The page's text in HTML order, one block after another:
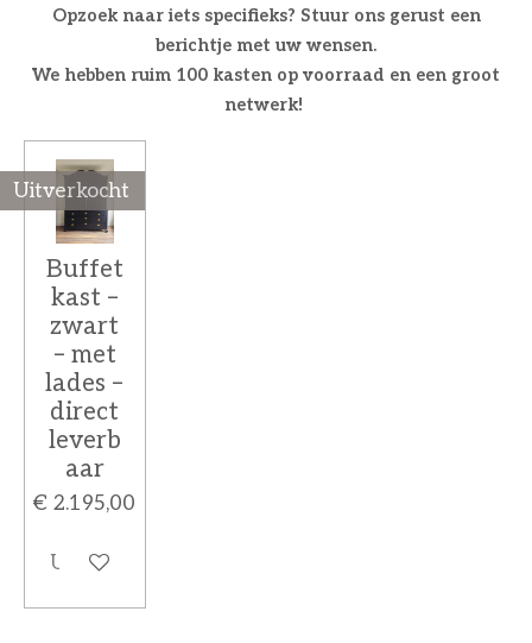
Opzoek naar iets specifieks? Stuur ons gerust een
berichtje met uw wensen.
We hebben ruim 100 kasten op voorraad en een groot
netwerk!
Uitverkocht
Buffet
kast –
zwart
– met
lades –
direct
leverb
aar
€ 2.195,00
Uitverkocht